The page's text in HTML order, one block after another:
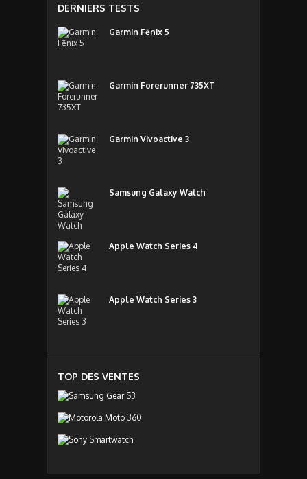
DERNIERS TESTS
Garmin Fēnix 5
Garmin Forerunner 735XT
Garmin Vivoactive 3
Samsung Galaxy Watch
Apple Watch Series 4
Apple Watch Series 3
TOP DES VENTES